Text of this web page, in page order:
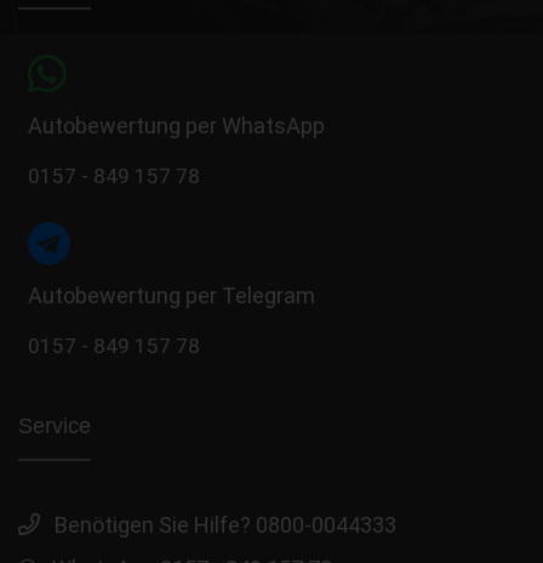
Autobewertung per WhatsApp
0157 - 849 157 78
Autobewertung per Telegram
0157 - 849 157 78
Service
Benötigen Sie Hilfe? 0800-0044333